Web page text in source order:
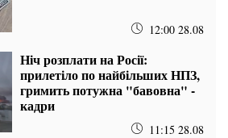
12:00 28.08
Ніч розплати на Росії:
прилетіло по найбільших НПЗ,
гримить потужна "бавовна" -
кадри
11:15 28.08